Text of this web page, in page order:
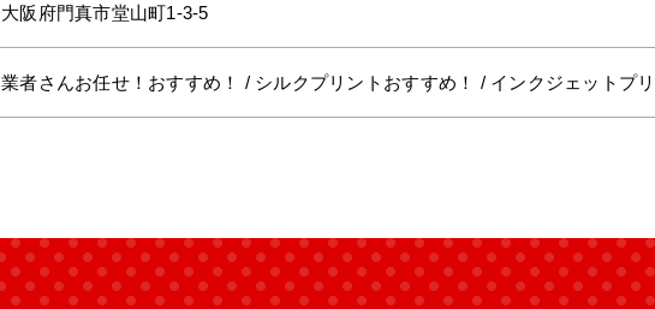
大阪府門真市堂山町1-3-5
業者さんお任せ！おすすめ！ / シルクプリントおすすめ！ / インクジェットプ